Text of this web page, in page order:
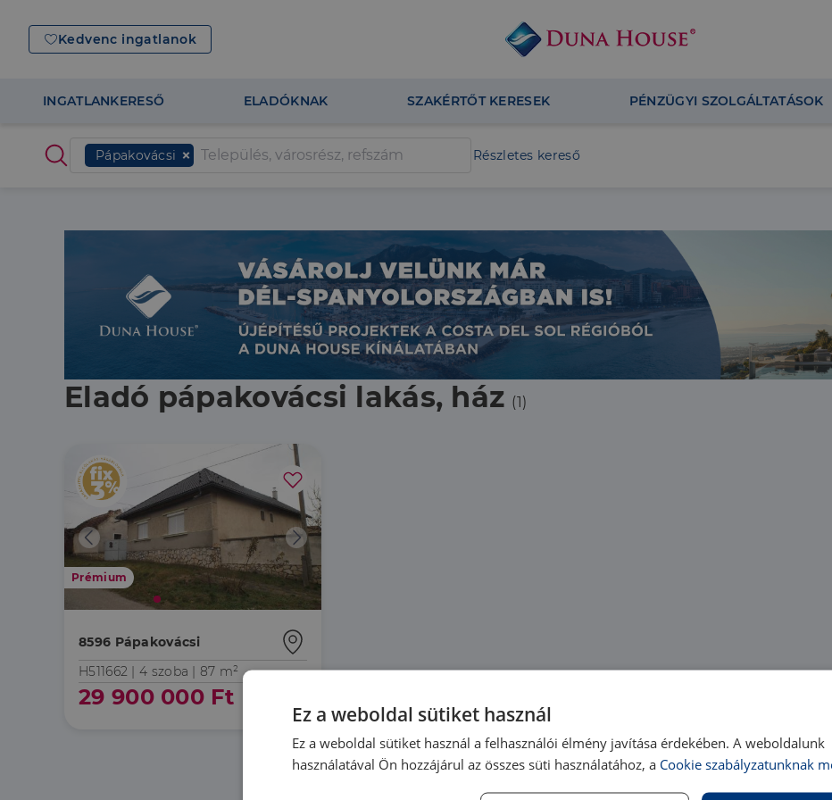
Kedvenc ingatlanok
INGATLANKERESŐ ELADÓKNAK SZAKÉRTŐT KERESEK PÉNZÜGYI SZOLGÁLTATÁSOK
Pápakovácsi Részletes kereső
Eladó pápakovácsi lakás, ház (1)
Prémium
8596 Pápakovácsi
H511662 | 4 szoba | 87 m²
29 900 000 Ft
Ez a weboldal sütiket használ
Ez a weboldal sütiket használ a felhasználói élmény javítása érdekében. A weboldalunk
használatával Ön hozzájárul az összes süti használatához, a Cookie szabályzatunknak